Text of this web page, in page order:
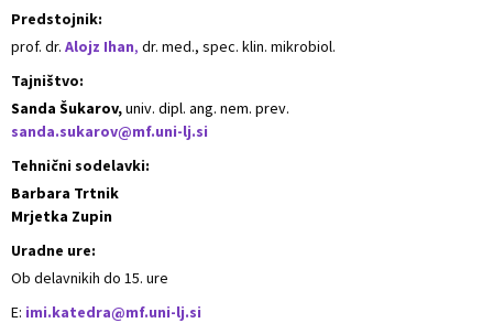
Predstojnik:
prof. dr. Alojz Ihan, dr. med., spec. klin. mikrobiol.
Tajništvo:
Sanda Šukarov,univ. dipl. ang. nem. prev.
sanda.sukarov@mf.uni-lj.si
Tehnični sodelavki:
Barbara Trtnik
Mrjetka Zupin
Uradne ure:
Ob delavnikih do 15. ure
E: imi.katedra@mf.uni-lj.si